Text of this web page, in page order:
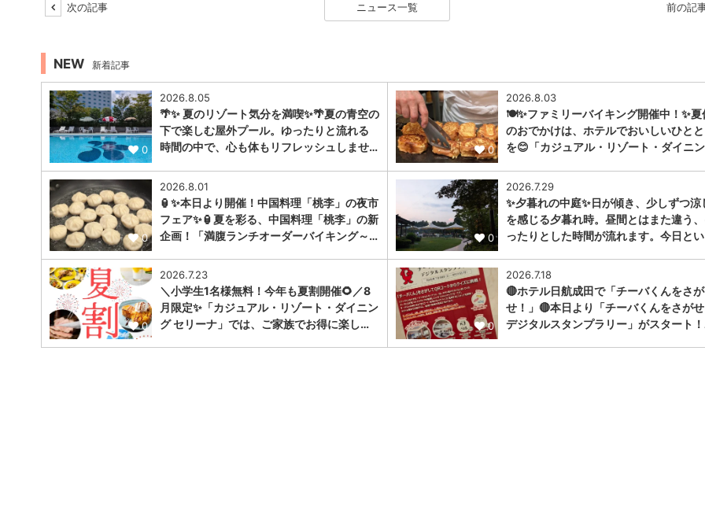
次の記事 ニュース一覧 前の記
NEW 新着記事
0
2026.8.05
🌴✨ 夏のリゾート気分を満喫✨🌴夏の青空の
下で楽しむ屋外プール。ゆったりと流れる
時間の中で、心も体もリフレッシュしませ…
0
2026.8.03
🍽️✨ファミリーバイキング開催中！✨夏
のおでかけは、ホテルでおいしいひと
を😊「カジュアル・リゾート・ダイニ
0
2026.8.01
🏮✨本日より開催！中国料理「桃李」の夜市
フェア✨🏮夏を彩る、中国料理「桃李」の新
企画！「満腹ランチオーダーバイキング～…
0
2026.7.29
✨夕暮れの中庭✨日が傾き、少しずつ涼
を感じる夕暮れ時。昼間とはまた違う
ったりとした時間が流れます。今日と
0
2026.7.23
＼小学生1名様無料！今年も夏割開催🌻／8
月限定✨「カジュアル・リゾート・ダイニン
グ セリーナ」では、ご家族でお得に楽し…
0
2026.7.18
🔴ホテル日航成田で「チーバくんをさが
せ！」🔴本日より「チーバくんをさが
デジタルスタンプラリー」がスタート